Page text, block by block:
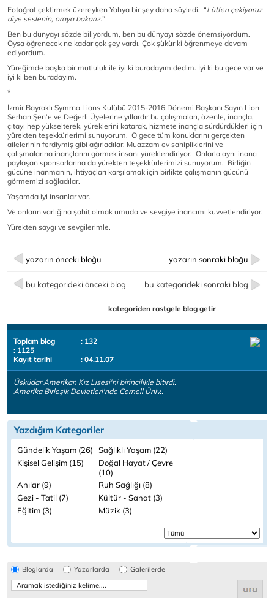
Fotoğraf çektirmek üzereyken Yahya bir şey daha söyledi. “Lütfen çekiyoruz
diye seslenin, oraya bakarız.”
Ben bu dünyayı sözde biliyordum, ben bu dünyayı sözde önemsiyordum.
Oysa öğrenecek ne kadar çok şey vardı. Çok şükür ki öğrenmeye devam
ediyordum.
Yüreğimde başka bir mutluluk ile iyi ki buradayım dedim. İyi ki bu gece var ve
iyi ki ben buradayım.
*
İzmir Bayraklı Symrna Lions Kulübü 2015-2016 Dönemi Başkanı Sayın Lion
Serhan Şen’e ve Değerli Üyelerine yıllardır bu çalışmaları, özenle, inançla,
çıtayı hep yükselterek, yüreklerini katarak, hizmete inançla sürdürdükleri için
yürekten teşekkürlerimi sunuyorum. O gece tüm konuklarını gerçekten
ailelerinin ferdiymiş gibi ağırladılar. Muazzam ev sahipliklerini ve
çalışmalarına inançlarını görmek insanı yüreklendiriyor. Onlarla aynı inancı
paylaşan sponsorlarına da yürekten teşekkürlerimizi sunuyorum. Birliğin
gücüne inanmanın, ihtiyaçları karşılamak için birlikte çalışmanın gücünü
görmemizi sağladılar.
Yaşamda iyi insanlar var.
Ve onların varlığına şahit olmak umuda ve sevgiye inancımı kuvvetlendiriyor.
Yürekten saygı ve sevgilerimle.
yazarın önceki bloğu yazarın sonraki bloğu
bu kategorideki önceki blog bu kategorideki sonraki blog
kategoriden rastgele blog getir
Toplam blog
: 132
: 1125
Kayıt tarihi
: 04.11.07
Üsküdar Amerikan Kız Lisesi'ni birincilikle bitirdi.
Amerika Birleşik Devletleri'nde Cornell Üniv..
Yazdığım Kategoriler
Gündelik Yaşam (26)
Sağlıklı Yaşam (22)
Kişisel Gelişim (15)
Doğal Hayat / Çevre
(10)
Anılar (9)
Ruh Sağlığı (8)
Gezi - Tatil (7)
Kültür - Sanat (3)
Eğitim (3)
Müzik (3)
Bloglarda Yazarlarda Galerilerde